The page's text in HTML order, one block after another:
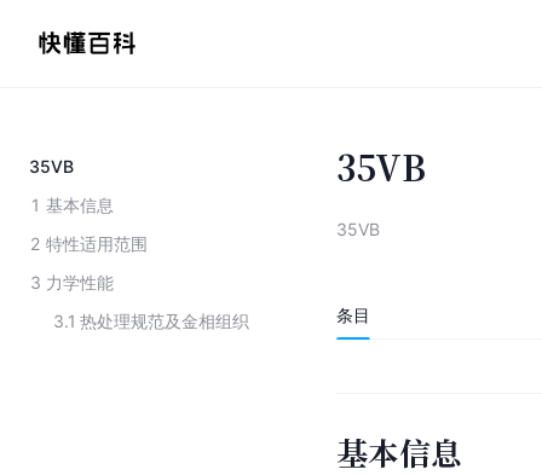
35VB
1 基本信息
2 特性适用范围
3 力学性能
3.1 热处理规范及金相组织
35VB
35VB
条目
基本信息